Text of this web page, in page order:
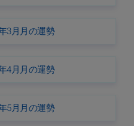
3月月の運勢
4月月の運勢
5月月の運勢